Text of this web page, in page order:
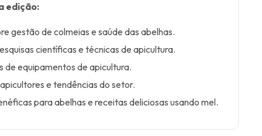
edição:
gestão de colmeias e saúde das abelhas.
científicas e técnicas de apicultura.
de equipamentos de apicultura.
e tendências do setor.
para abelhas e receitas deliciosas usando mel.